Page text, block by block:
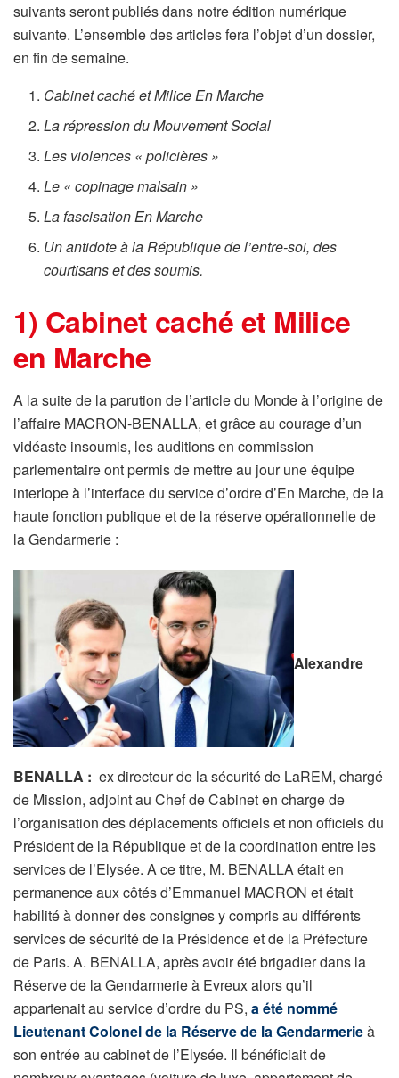
suivants seront publiés dans notre édition numérique
suivante. L’ensemble des articles fera l’objet d’un dossier,
en fin de semaine.
Cabinet caché et Milice En Marche
La répression du Mouvement Social
Les violences « policières »
Le « copinage malsain »
La fascisation En Marche
Un antidote à la République de l’entre-soi, des
courtisans et des soumis.
1) Cabinet caché et Milice
en Marche
A la suite de la parution de l’article du Monde à l’origine de
l’affaire MACRON-BENALLA, et grâce au courage d’un
vidéaste insoumis, les auditions en commission
parlementaire ont permis de mettre au jour une équipe
interlope à l’interface du service d’ordre d’En Marche, de la
haute fonction publique et de la réserve opérationnelle de
la Gendarmerie :
Alexandre
BENALLA : ex directeur de la sécurité de LaREM, chargé
de Mission, adjoint au Chef de Cabinet en charge de
l’organisation des déplacements officiels et non officiels du
Président de la République et de la coordination entre les
services de l’Elysée. A ce titre, M. BENALLA était en
permanence aux côtés d’Emmanuel MACRON et était
habilité à donner des consignes y compris au différents
services de sécurité de la Présidence et de la Préfecture
de Paris. A. BENALLA, après avoir été brigadier dans la
Réserve de la Gendarmerie à Evreux alors qu’il
appartenait au service d’ordre du PS, a été nommé
Lieutenant Colonel de la Réserve de la Gendarmerieà
son entrée au cabinet de l’Elysée. Il bénéficiait de